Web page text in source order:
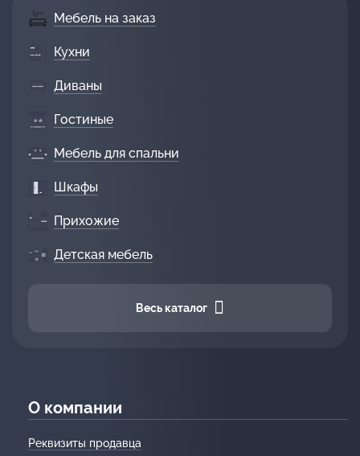
Мебель на заказ
Кухни
Диваны
Гостиные
Мебель для спальни
Шкафы
Прихожие
Детская мебель
Весь каталог
О компании
Реквизиты продавца